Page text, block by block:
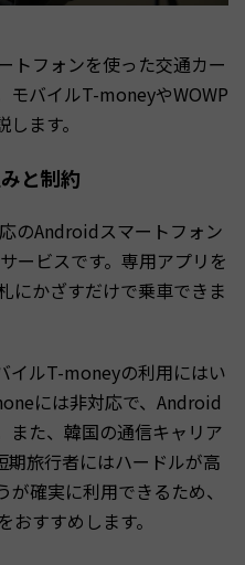
トフォンを使った交通カー
モバイルT-moneyやWOWP
ます。
と制約
のAndroidスマートフォン
ービスです。専用アプリを
にかざすだけで乗車できま
イルT-moneyの利用にはい
には非対応で、Android
また、韓国の通信キャリア
期旅行者にはハードルが高
確実に利用できるため、
すすめします。